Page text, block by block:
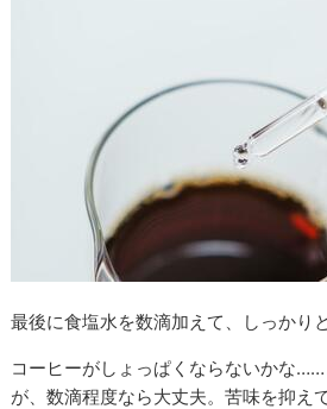
最後に食塩水を数滴加えて、しっかりと
コーヒーがしょっぱくならないかな
が、数滴程度なら大丈夫。苦味を抑え